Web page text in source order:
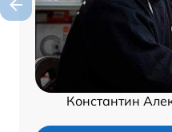
Константин